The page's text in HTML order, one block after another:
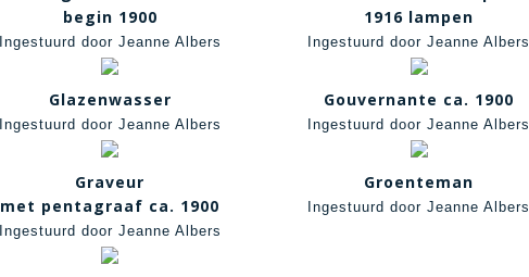
begin 1900
Ingestuurd door Jeanne Albers
1916 lampen
Ingestuurd door Jeanne Albers
Glazenwasser
Ingestuurd door Jeanne Albers
Gouvernante ca. 1900
Ingestuurd door Jeanne Albers
Graveur
met pentagraaf ca. 1900
Ingestuurd door Jeanne Albers
Groenteman
Ingestuurd door Jeanne Albers